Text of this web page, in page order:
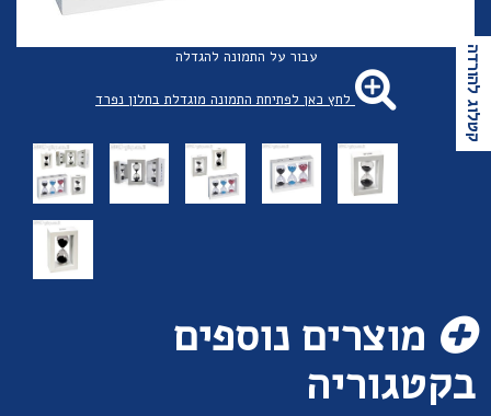
קטלוג להורדה עבור על התמונה להגדלה
לחץ כאן לפתיחת התמונה מוגדלת בחלון נפרד
מוצרים נוספים
בקטגוריה